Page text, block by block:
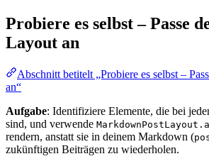
Probiere es selbst – Passe
Layout an
Abschnitt betitelt „Probiere es selbst –
an“
Aufgabe: Identifiziere Elemente, die bei
sind, und verwende
rendern, anstatt sie in deinem Markdown (
zukünftigen Beiträgen zu wiederholen.